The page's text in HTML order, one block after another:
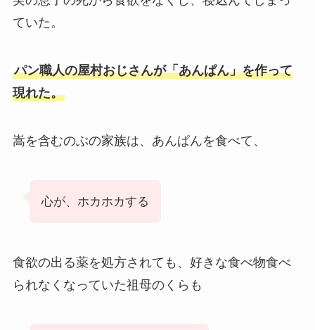
ていた。
パン職人の屋村おじさんが「あんぱん」を作って
現れた。
嵩を含むのぶの家族は、あんぱんを食べて、
心が、ホカホカする
食欲の出る薬を処方されても、好きな食べ物食べ
られなくなっていた祖母のくらも